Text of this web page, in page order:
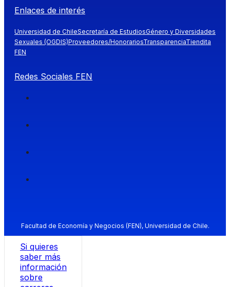
Enlaces de interés
Universidad de ChileSecretaría de EstudiosGénero y Diversidades
Sexuales (OGDIS)Proveedores/HonorariosTransparenciaTiendita
FEN
Redes Sociales FEN
Facultad de Economía y Negocios (FEN), Universidad de Chile.
Si quieres
saber más
información
sobre